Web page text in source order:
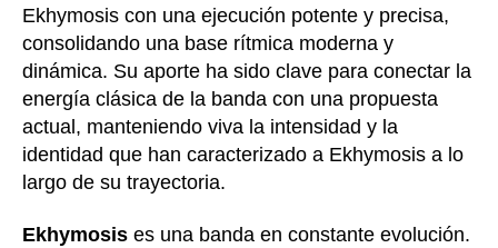
Ekhymosis con una ejecución potente y precisa,
consolidando una base rítmica moderna y
dinámica. Su aporte ha sido clave para conectar la
energía clásica de la banda con una propuesta
actual, manteniendo viva la intensidad y la
identidad que han caracterizado a Ekhymosis a lo
largo de su trayectoria.
Ekhymosis es una banda en constante evolución.